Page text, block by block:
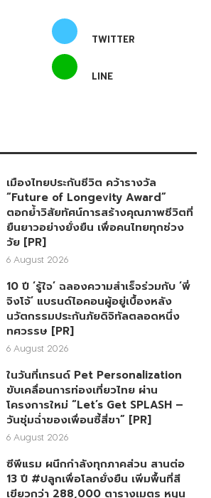
TWITTER
LINE
เมืองไทยประกันชีวิต คว้ารางวัล
“Future of Longevity Award”
ตอกย้ำวิสัยทัศน์การสร้างคุณภาพชีวิตที่
ยืนยาวอย่างยั่งยืน เพื่อคนไทยทุกช่วง
วัย [PR]
6 August 2026
10 ปี ‘รู้ใจ’ ฉลองความสำเร็จร่วมกับ ‘พี่
จิงโจ้’ แบรนด์ไอคอนผู้อยู่เบื้องหลัง
นวัตกรรมประกันภัยดิจิทัลตลอดหนึ่ง
ทศวรรษ [PR]
6 August 2026
ในวันที่เทรนด์ Pet Personalization
ขับเคลื่อนการท่องเที่ยวไทย ผ่าน
โครงการใหม่ “Let’s Get SPLASH –
วันชุ่มฉ่ำของเพื่อนซี้สี่ขา” [PR]
6 August 2026
ซีพีแรม ผนึกกำลังทุกภาคส่วน สานต่อ
13 ปี #ปลูกเพื่อโลกยั่งยืน เพิ่มพื้นที่สี
เขียวกว่า 288,000 ตารางเมตร หนุน